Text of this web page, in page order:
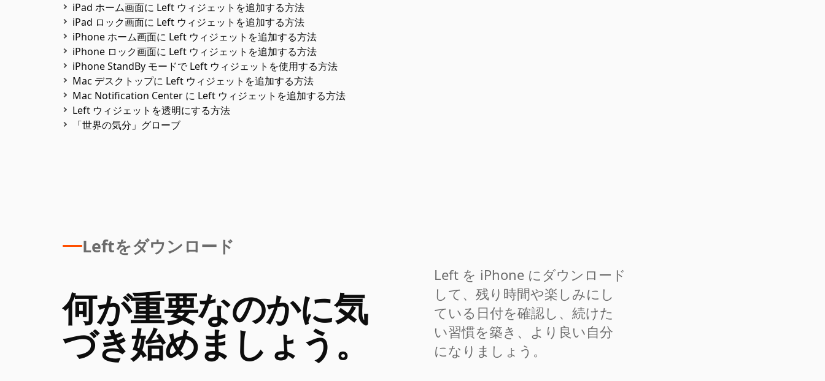
iPad ホーム画面に Left ウィジェットを追加する方法
iPad ロック画面に Left ウィジェットを追加する方法
iPhone ホーム画面に Left ウィジェットを追加する方法
iPhone ロック画面に Left ウィジェットを追加する方法
iPhone StandBy モードで Left ウィジェットを使用する方法
Mac デスクトップに Left ウィジェットを追加する方法
Mac Notification Center に Left ウィジェットを追加する方法
Left ウィジェットを透明にする方法
「世界の気分」グローブ
Leftをダウンロード
何が重要なのかに気
づき始めましょう。
Left を iPhone にダウンロード
して、残り時間や楽しみにし
ている日付を確認し、続けた
い習慣を築き、より良い自分
になりましょう。